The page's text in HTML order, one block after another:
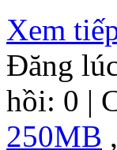
Xem
Đăng
hồi: 0 |
250MB ,